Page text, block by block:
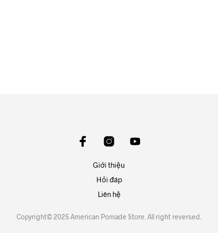
Giới thiệu
Hỏi đáp
Liên hệ
Copyright© 2025 American Pomade Store. All right reversed.